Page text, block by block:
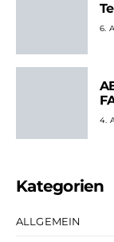
6.
4.
Kategorien
ALLGEMEIN